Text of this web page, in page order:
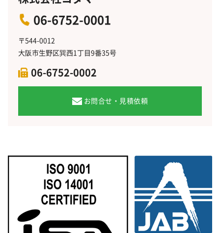
06-6752-0001
〒544-0012
大阪市生野区巽西1丁目9番35号
06-6752-0002
お問合せ・見積依頼